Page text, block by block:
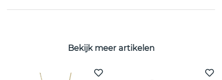
Bekijk meer artikelen